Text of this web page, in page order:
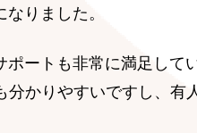
りました。
ートも非常に満足して
かりやすいですし、有